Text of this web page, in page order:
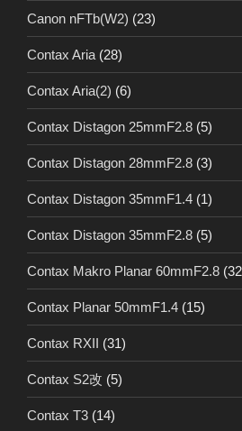
Canon nFTb(W2) (23)
Contax Aria (28)
Contax Aria(2) (6)
Contax Distagon 25mmF2.8 (5)
Contax Distagon 28mmF2.8 (3)
Contax Distagon 35mmF1.4 (1)
Contax Distagon 35mmF2.8 (5)
Contax Makro Planar 60mmF2.8
Contax Planar 50mmF1.4 (15)
Contax RXII (31)
Contax S2改 (5)
Contax T3 (14)